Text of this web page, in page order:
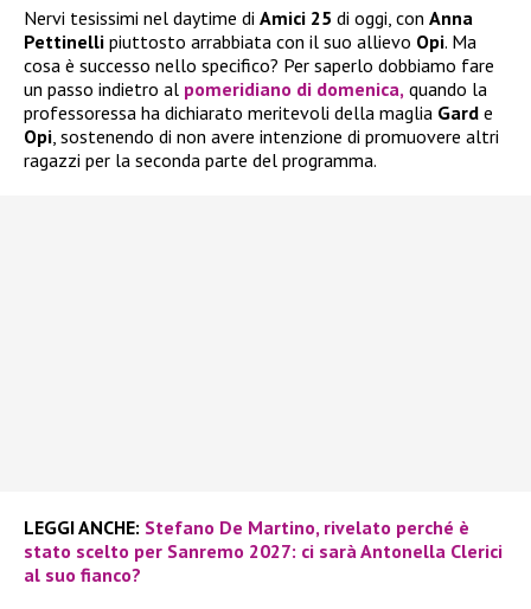
Nervi tesissimi nel daytime di Amici 25 di oggi, con Anna
Pettinelli piuttosto arrabbiata con il suo allievo Opi. Ma
cosa è successo nello specifico? Per saperlo dobbiamo fare
un passo indietro al pomeridiano di domenica, quando la
professoressa ha dichiarato meritevoli della maglia Gard e
Opi, sostenendo di non avere intenzione di promuovere altri
ragazzi per la seconda parte del programma.
LEGGI ANCHE: Stefano De Martino, rivelato perché è
stato scelto per Sanremo 2027: ci sarà Antonella Clerici
al suo fianco?